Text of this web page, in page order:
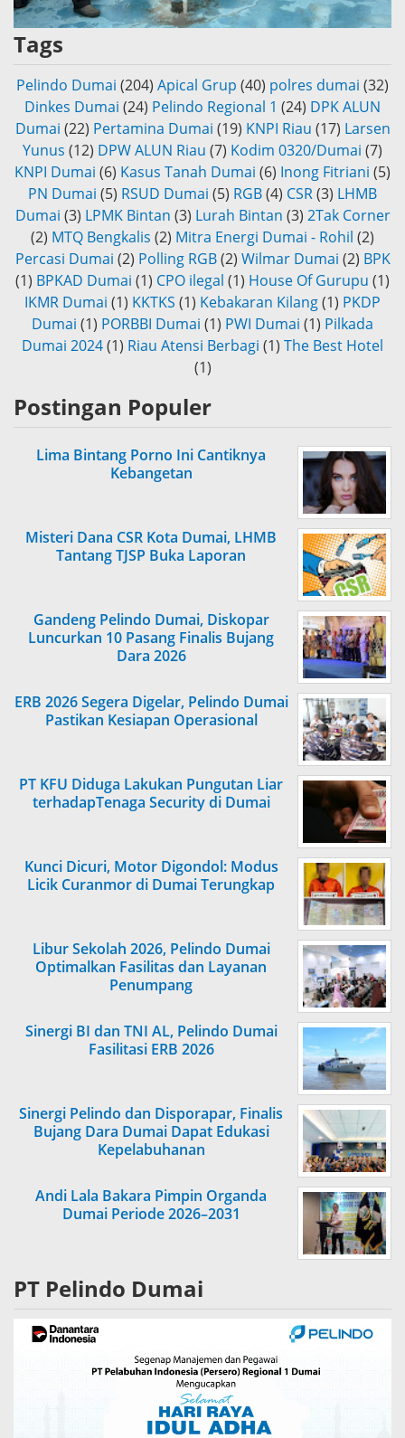
Tags
Pelindo Dumai (204) Apical Grup (40) polres dumai (32)
Dinkes Dumai (24) Pelindo Regional 1 (24) DPK ALUN
Dumai (22) Pertamina Dumai (19) KNPI Riau (17) Larsen
Yunus (12) DPW ALUN Riau (7) Kodim 0320/Dumai (7)
KNPI Dumai (6) Kasus Tanah Dumai (6) Inong Fitriani (5)
PN Dumai (5) RSUD Dumai (5) RGB(4) CSR(3) LHMB
Dumai (3) LPMK Bintan (3) Lurah Bintan (3) 2Tak Corner
(2) MTQ Bengkalis (2) Mitra Energi Dumai - Rohil (2)
Percasi Dumai (2) Polling RGB (2) Wilmar Dumai (2) BPK
(1) BPKAD Dumai (1) CPO ilegal (1) House Of Gurupu (1)
IKMR Dumai (1) KKTKS (1) Kebakaran Kilang(1) PKDP
Dumai (1) PORBBI Dumai (1) PWI Dumai (1) Pilkada
Dumai 2024(1) Riau Atensi Berbagi (1) The Best Hotel
(1)
Postingan Populer
Lima Bintang Porno Ini Cantiknya
Kebangetan
Misteri Dana CSR Kota Dumai, LHMB
Tantang TJSP Buka Laporan
Gandeng Pelindo Dumai, Diskopar
Luncurkan 10 Pasang Finalis Bujang
Dara 2026
ERB 2026 Segera Digelar, Pelindo Dumai
Pastikan Kesiapan Operasional
PT KFU Diduga Lakukan Pungutan Liar
terhadapTenaga Security di Dumai
Kunci Dicuri, Motor Digondol: Modus
Licik Curanmor di Dumai Terungkap
Libur Sekolah 2026, Pelindo Dumai
Optimalkan Fasilitas dan Layanan
Penumpang
Sinergi BI dan TNI AL, Pelindo Dumai
Fasilitasi ERB 2026
Sinergi Pelindo dan Disporapar, Finalis
Bujang Dara Dumai Dapat Edukasi
Kepelabuhanan
Andi Lala Bakara Pimpin Organda
Dumai Periode 2026–2031
PT Pelindo Dumai